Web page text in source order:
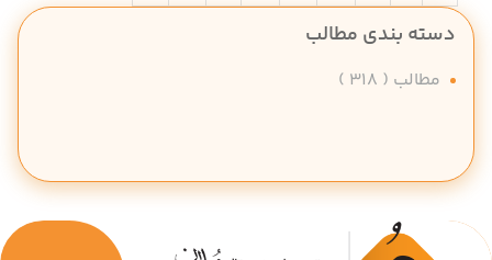
دسته بندی مطالب
مطالب ( 318
)